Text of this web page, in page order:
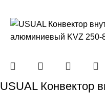
USUAL Конвектор